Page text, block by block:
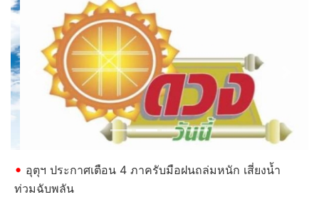
Previous
อุตุฯ ประกาศเตือน 4 ภาครับมือฝนถล่มหนัก เสี่ยงน้ำ
ท่วมฉับพลัน